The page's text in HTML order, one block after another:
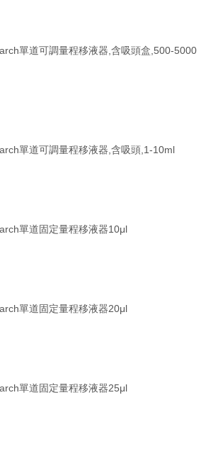
單道可調量程移液器,含吸頭盒,500-5000
單道可調量程移液器,含吸頭,1-10ml
單道固定量程移液器10μl
單道固定量程移液器20μl
單道固定量程移液器25μl